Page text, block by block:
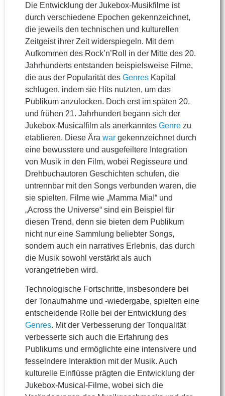
Die Entwicklung der Jukebox-Musikfilme ist
durch verschiedene Epochen gekennzeichnet,
die jeweils den technischen und kulturellen
Zeitgeist ihrer Zeit widerspiegeln. Mit dem
Aufkommen des Rock’n’Roll in der Mitte des 20.
Jahrhunderts entstanden beispielsweise Filme,
die aus der Popularität des Genres Kapital
schlugen, indem sie Hits nutzten, um das
Publikum anzulocken. Doch erst im späten 20.
und frühen 21. Jahrhundert begann sich der
Jukebox-Musicalfilm als anerkanntes Genre zu
etablieren. Diese Ära war gekennzeichnet durch
eine bewusstere und ausgefeiltere Integration
von Musik in den Film, wobei Regisseure und
Drehbuchautoren Geschichten schufen, die
untrennbar mit den Songs verbunden waren, die
sie spielten. Filme wie „Mamma Mia!“ und
„Across the Universe“ sind ein Beispiel für
diesen Trend, denn sie bieten dem Publikum
nicht nur eine Sammlung beliebter Songs,
sondern auch ein narratives Erlebnis, das durch
die Musik sowohl verstärkt als auch
vorangetrieben wird.
Technologische Fortschritte, insbesondere bei
der Tonaufnahme und -wiedergabe, spielten eine
entscheidende Rolle bei der Entwicklung des
Genres. Mit der Verbesserung der Tonqualität
verbesserte sich auch die Erfahrung des
Publikums und ermöglichte eine intensivere und
fesselndere Interaktion mit der Musik. Auch
kulturelle Einflüsse prägten die Entwicklung der
Jukebox-Musical-Filme, wobei sich die